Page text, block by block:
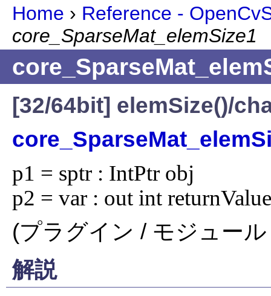
Home › Reference -
core_SparseMat_elemSize1
[32/64bit] elemSize()/
p1 = sptr : IntPtr obj
p2 = var : out int returnValue
(プラグイン / モジュー
解説